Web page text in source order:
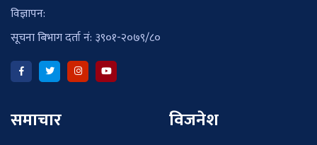
विज्ञापन:
सूचना बिभाग दर्ता नं: ३९०१-२०७९/८०
समाचार विजनेश